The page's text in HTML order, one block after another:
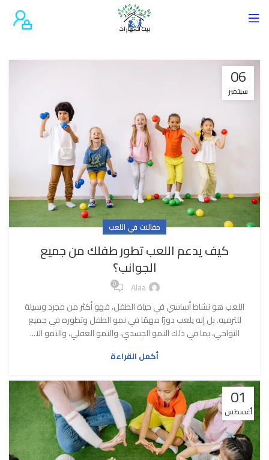
06
سبتمبر
مقالات في اللعب
كيف يدعم اللعب تطور طفلك من جميع
الجوانب؟
Alaa
0
اللعب هو نشاط أساسي في حياة الطفل، فهو أكثر من مجرد وسيلة
للترفيه. بل إنه يلعب دورًا مهمًا في نمو الطفل وتطوره في جميع
النواحي، بما في ذلك النمو الجسدي، والنمو العقلي، والنمو الا...
أكمل القراءة
01
أغسطس